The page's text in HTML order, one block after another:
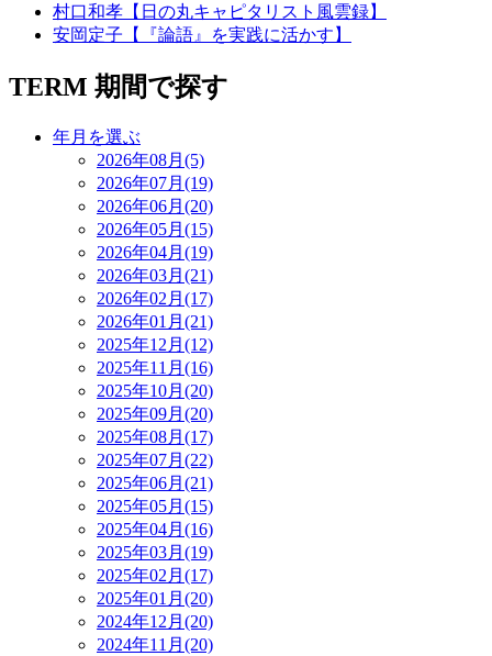
村口和孝【日の丸キャピタリスト風雲録】
安岡定子【『論語』を実践に活かす】
TERM 期間で探す
年月を選ぶ
2026年08月(5)
2026年07月(19)
2026年06月(20)
2026年05月(15)
2026年04月(19)
2026年03月(21)
2026年02月(17)
2026年01月(21)
2025年12月(12)
2025年11月(16)
2025年10月(20)
2025年09月(20)
2025年08月(17)
2025年07月(22)
2025年06月(21)
2025年05月(15)
2025年04月(16)
2025年03月(19)
2025年02月(17)
2025年01月(20)
2024年12月(20)
2024年11月(20)